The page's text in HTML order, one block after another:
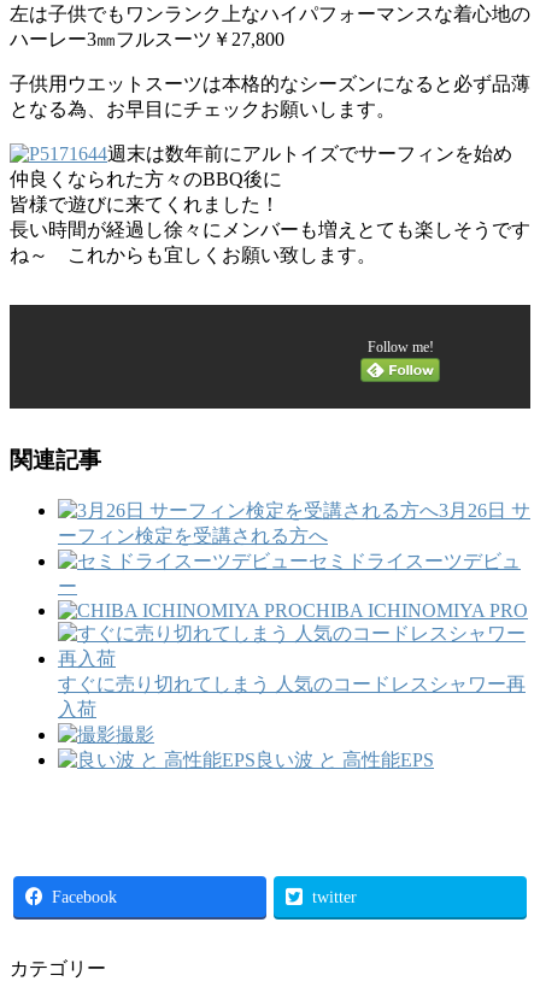
左は子供でもワンランク上なハイパフォーマンスな着心地の
ハーレー3㎜フルスーツ￥27,800
子供用ウエットスーツは本格的なシーズンになると必ず品薄
となる為、お早目にチェックお願いします。
週末は数年前にアルトイズでサーフィンを始め
仲良くなられた方々のBBQ後に
皆様で遊びに来てくれました！
長い時間が経過し徐々にメンバーも増えとても楽しそうです
ね～ これからも宜しくお願い致します。
Follow me!
関連記事
3月26日 サ
ーフィン検定を受講される方へ
セミドライスーツデビュ
ー
CHIBA ICHINOMIYA PRO
すぐに売り切れてしまう 人気のコードレスシャワー再
入荷
撮影
良い波 と 高性能EPS
Facebook twitter
カテゴリー